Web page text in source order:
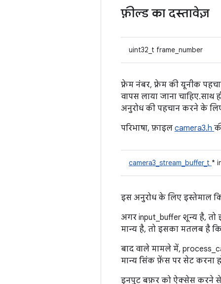
फ़ील्ड का दस्तावेज़
uint32_t frame_number
फ़्रेम नंबर, फ़्रेम की यूनीक
वापस लाया जाना चाहिए.
अनुरोध की पहचान करने के
परिभाषा, फ़ाइल camera3.h
camera3_stream_buffer_t *
इस अनुरोध के लिए इस्तेमाल
अगर input_buffer शून्य है,
मान्य है, तो इसका मतलब है
बाद वाले मामले में,
मान्य सिंक फ़ेंस पर सेट करना
इनपुट बफ़र को ऐक्सेस करने